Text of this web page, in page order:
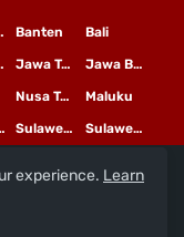
Bali
Banten
Jawa Barat
Jawa Tengah
Maluku
Nusa Tenggara Barat
Sulawesi Tengah
Sulawesi Utara
Mediatama
experience. Learn